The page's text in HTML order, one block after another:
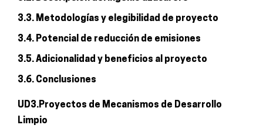
3.3. Metodologías y elegibilidad de proyecto
3.4. Potencial de reducción de emisiones
3.5. Adicionalidad y beneficios al proyecto
3.6. Conclusiones
UD3.Proyectos de Mecanismos de Desarrollo
Limpio